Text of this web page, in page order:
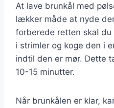
At lave brunkål med
lækker måde at nyde
forberede retten skal
i strimler og koge den i
indtil den er mør. Dette
10-15 minutter.
Når brunkålen er klar,